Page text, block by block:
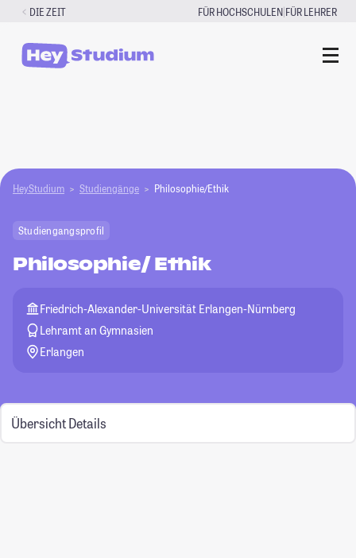
Zum
springen
DIE ZEIT FÜR HOCHSCHULEN|FÜR LEHRER
HeyStudium Studiengänge Philosophie/Ethik
Studiengangsprofil
Philosophie/ Ethik
Friedrich-Alexander-Universität Erlangen-Nürnberg
Lehramt an Gymnasien
Erlangen
Übersicht Details